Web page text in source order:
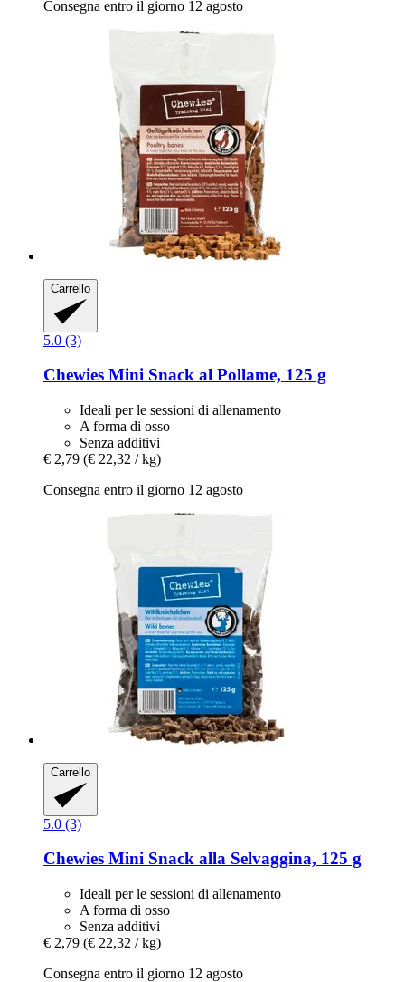
Consegna entro il giorno 12 agosto
Carrello
5.0 (3)
Chewies Mini Snack al Pollame, 125 g
Ideali per le sessioni di allenamento
A forma di osso
Senza additivi
€ 2,79 (€ 22,32 / kg)
Consegna entro il giorno 12 agosto
Carrello
5.0 (3)
Chewies Mini Snack alla Selvaggina, 125 g
Ideali per le sessioni di allenamento
A forma di osso
Senza additivi
€ 2,79 (€ 22,32 / kg)
Consegna entro il giorno 12 agosto